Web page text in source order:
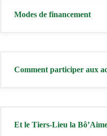
Modes de financement
Comment participer aux
Et le Tiers-Lieu la